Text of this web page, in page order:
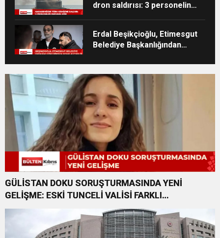
dron saldırısı: 3 personelin
Erdal Beşikçioğlu, Etimesgut
Belediye Başkanlığından
GÜLİSTAN DOKU SORUŞTURMASINDA YENİ
GELİŞME: ESKİ TUNCELİ VALİSİ FARKLI
SUÇLARDAN DA TUTUKLANDI